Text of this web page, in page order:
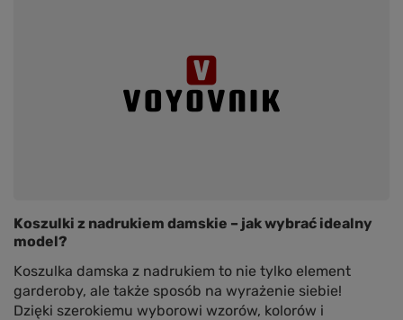
Koszulki z nadrukiem damskie – jak wybrać idealny
model?
Koszulka damska z nadrukiem to nie tylko element
garderoby, ale także sposób na wyrażenie siebie!
Dzięki szerokiemu wyborowi wzorów, kolorów i